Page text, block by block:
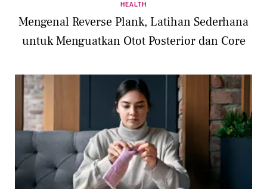
HEALTH
Mengenal Reverse Plank, Latihan Sederhana
untuk Menguatkan Otot Posterior dan Core